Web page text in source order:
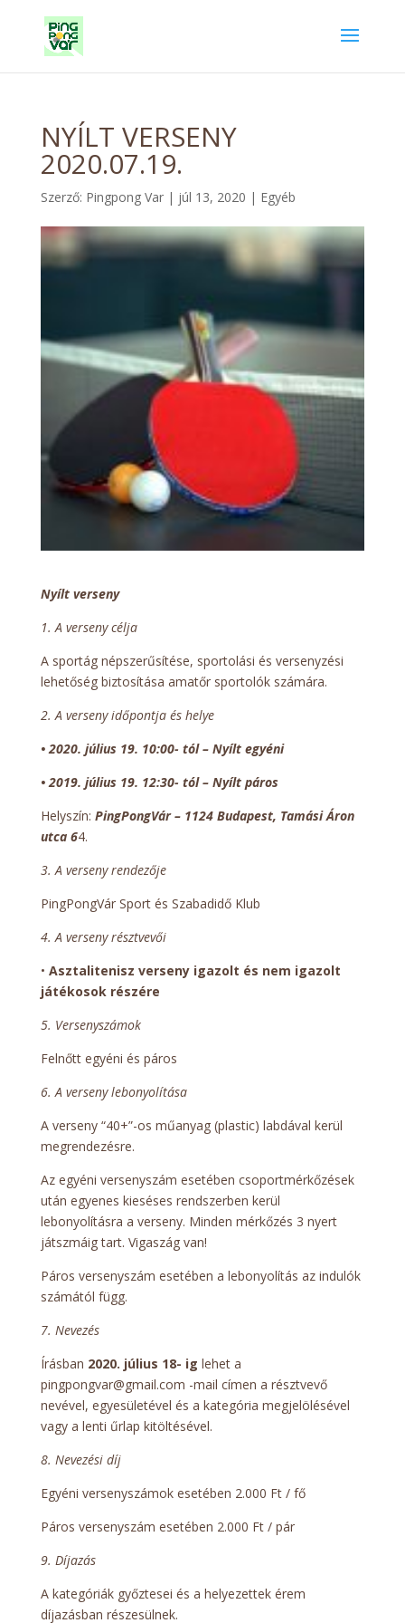
NYÍLT VERSENY
2020.07.19.
Szerző: Pingpong Var| júl 13, 2020 | Egyéb
Nyílt verseny
1. A verseny célja
A sportág népszerűsítése, sportolási és versenyzési
lehetőség biztosítása amatőr sportolók számára.
2. A verseny időpontja és helye
• 2020. július 19. 10:00- tól – Nyílt egyéni
•2019. július 19. 12:30- tól – Nyílt páros
Helyszín: PingPongVár – 1124 Budapest, Tamási Áron
utca 64.
3. A verseny rendezője
PingPongVár Sport és Szabadidő Klub
4. A verseny résztvevői
• Asztalitenisz verseny igazolt és nem igazolt
játékosok részére
5. Versenyszámok
Felnőtt egyéni és páros
6. A verseny lebonyolítása
A verseny “40+”-os műanyag (plastic) labdával kerül
megrendezésre.
Az egyéni versenyszám esetében csoportmérkőzések
után egyenes kieséses rendszerben kerül
lebonyolításra a verseny. Minden mérkőzés 3 nyert
játszmáig tart. Vigaszág van!
Páros versenyszám esetében a lebonyolítás az indulók
számától függ.
7. Nevezés
Írásban 2020. július 18- ig lehet a
pingpongvar@gmail.com -mail címen a résztvevő
nevével, egyesületével és a kategória megjelölésével
vagy a lenti űrlap kitöltésével.
8. Nevezési díj
Egyéni versenyszámok esetében 2.000 Ft / fő
Páros versenyszám esetében 2.000 Ft / pár
9. Díjazás
A kategóriák győztesei és a helyezettek érem
díjazásban részesülnek.